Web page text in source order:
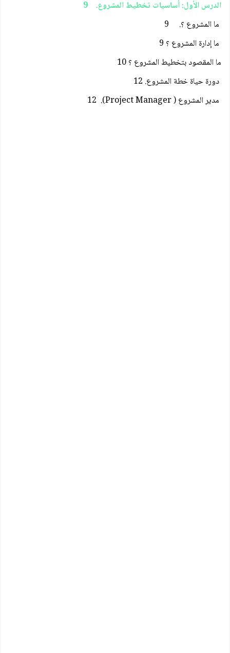
الدرس الأول: أساسيات تخطيط المشروع. 9
ما المشروع ؟. 9
ما إدارة المشروع ؟ 9
ما المقصود بتخطيط المشروع ؟ 10
دورة حياة خطة المشروع. 12
مدير المشروع ( Project Manager). 12